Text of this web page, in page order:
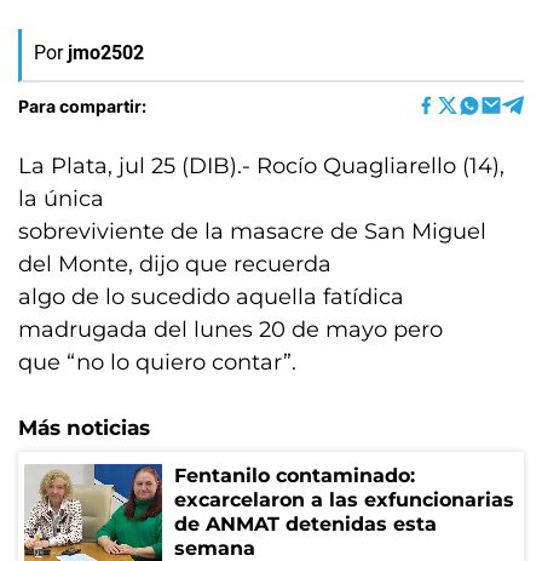
Por jmo2502
Para compartir:
La Plata, jul 25 (DIB).- Rocío Quagliarello (14),
la única
sobreviviente de la masacre de San Miguel
del Monte, dijo que recuerda
algo de lo sucedido aquella fatídica
madrugada del lunes 20 de mayo pero
que “no lo quiero contar”.
Más noticias
Fentanilo contaminado:
excarcelaron a las exfuncionarias
de ANMAT detenidas esta
semana